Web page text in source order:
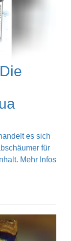
es sich
für
Mehr Infos